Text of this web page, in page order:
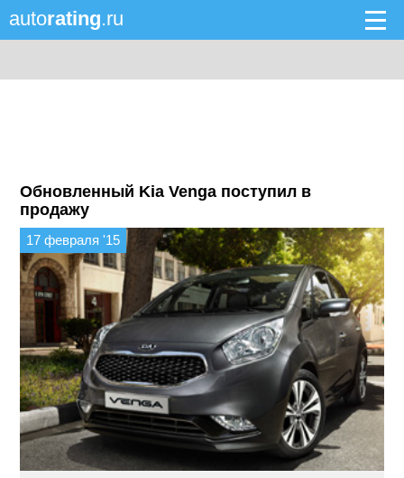
autorating.ru
Обновленный Kia Venga поступил в
продажу
17 февраля '15